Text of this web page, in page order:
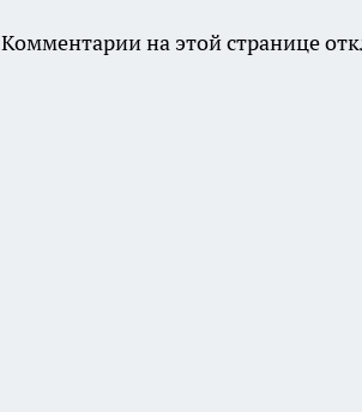
Комментарии на этой странице